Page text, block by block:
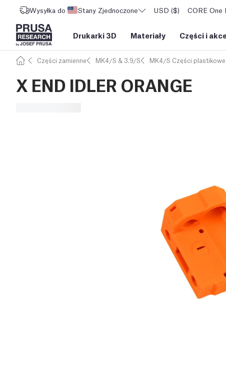
Wysyłka do Stany Zjednoczone USD ($) CORE One
Drukarki 3D Materiały Części i
Części zamienne MK4/S & 3.9/S MK4/S Części plastikowe
X END IDLER ORANGE